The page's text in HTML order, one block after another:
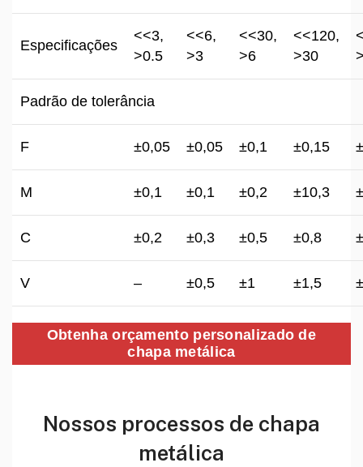
Especificações
<<3,
>0.5
<<6,
>3
<<30,
>6
<<120,
>30
Padrão de tolerância
F ±0,05 ±0,05 ±0,1 ±0,15
M ±0,1 ±0,1 ±0,2 ±10,3
C ±0,2 ±0,3 ±0,5 ±0,8
V – ±0,5 ±1 ±1,5
Obtenha orçamento personalizado de
chapa metálica
Nossos processos de chapa
metálica